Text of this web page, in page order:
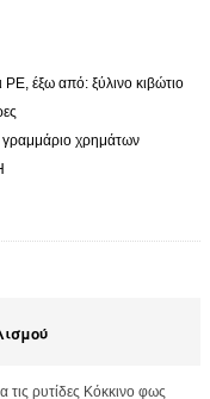
έξω από: ξύλινο κιβώτιο
χρημάτων
ρυτίδες Κόκκινο φως